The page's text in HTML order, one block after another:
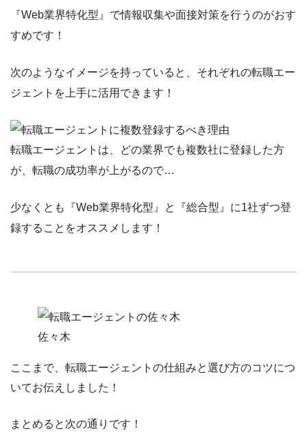
『Web業界特化型』で情報収集や面接対策を行う のがおす
すめです！
次のようなイメージを持っていると、それぞれの転職エー
ジェントを上手に活用できます！
転職エージェントは、どの業界でも複数社に登録した方
が、転職の成功率が上がるので…
少なくとも『Web業界特化型』と『総合型』に1社ずつ登
録することをオススメします！
佐々木
ここまで、転職エージェントの仕組みと選び方のコツにつ
いてお伝えしました！
まとめると次の通りです！